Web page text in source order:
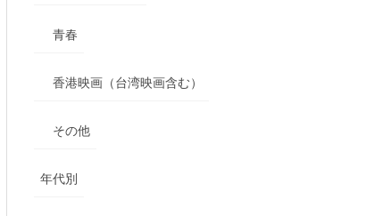
青春
香港映画（台湾映画含む）
その他
年代別